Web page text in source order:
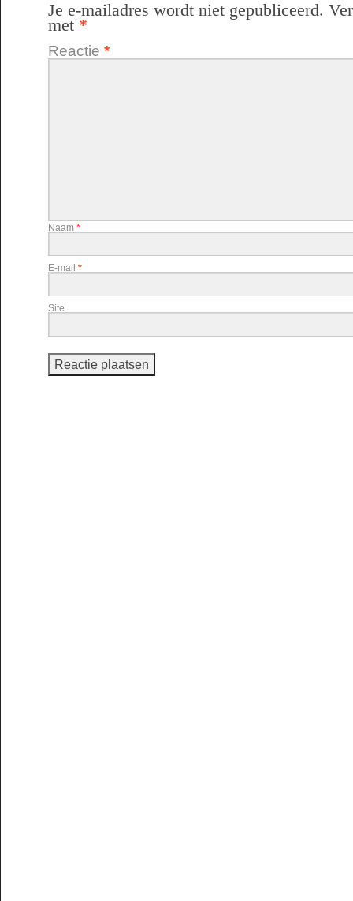
Je e-mailadres wordt niet gepubliceerd.
met *
Reactie *
Naam *
E-mail *
Site